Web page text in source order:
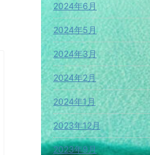
2024年6月
2024年5月
2024年3月
2024年2月
2024年1月
2023年12月
2023年9月